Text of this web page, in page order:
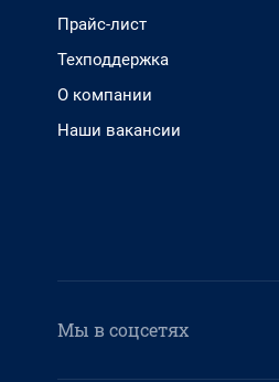
Прайс-лист
Техподдержка
О компании
Наши вакансии
Мы в соцсетях